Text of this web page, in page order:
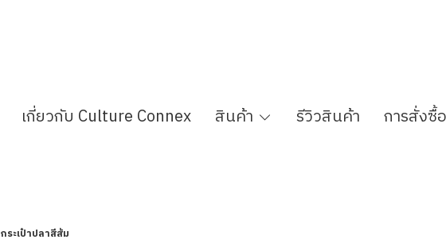
เกี่ยวกับ Culture Connex สินค้า รีวิวสินค้า การสั่งซื้
กระเป๋าปลาสีส้ม